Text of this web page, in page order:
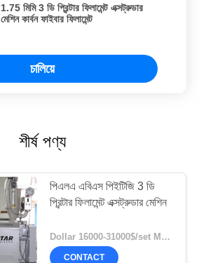
1.75 মিমি 3 ডি প্রিন্টার ফিলামেন্ট এক্সট্রুডার
মেশিন কার্বন ফাইবার ফিলামেন্ট
চালিয়ে
শীর্ষ পণ্য
পিএলএ এবিএস পিইটিজি 3 ডি
প্রিন্টার ফিলামেন্ট এক্সট্রুডার মেশিন
Dollar 16000-31000$/set MOQ:1
CONTACT